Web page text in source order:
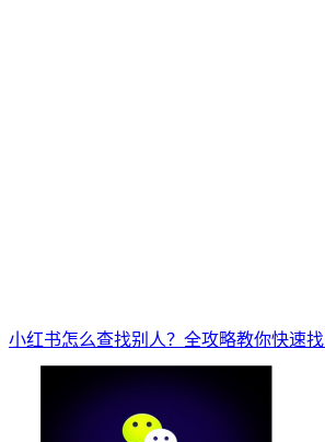
小红书怎么查找别人？全攻略教你快速找